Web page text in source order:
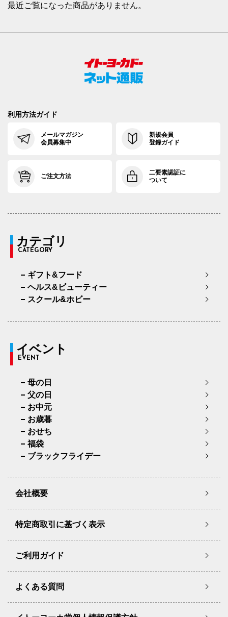
最近ご覧になった商品がありません。
利用方法ガイド
メールマガジン
会員募集中
新規会員
登録ガイド
ご注文方法
二要素認証に
ついて
カテゴリ
CATEGORY
ギフト&フード
ヘルス&ビューティー
スクール&ホビー
イベント
EVENT
母の日
父の日
お中元
お歳暮
おせち
福袋
ブラックフライデー
会社概要
特定商取引に基づく表示
ご利用ガイド
よくある質問